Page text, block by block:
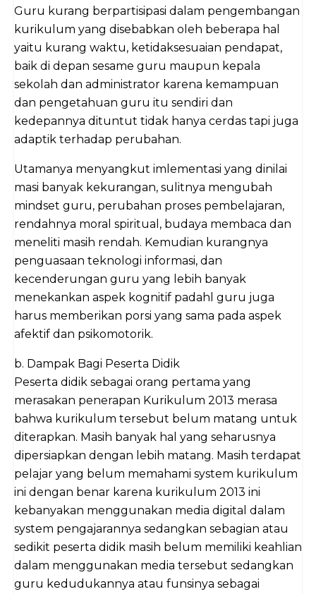
Guru kurang berpartisipasi dalam pengembangan
kurikulum yang disebabkan oleh beberapa hal
yaitu kurang waktu, ketidaksesuaian pendapat,
baik di depan sesame guru maupun kepala
sekolah dan administrator karena kemampuan
dan pengetahuan guru itu sendiri dan
kedepannya dituntut tidak hanya cerdas tapi juga
adaptik terhadap perubahan.
Utamanya menyangkut imlementasi yang dinilai
masi banyak kekurangan, sulitnya mengubah
mindset guru, perubahan proses pembelajaran,
rendahnya moral spiritual, budaya membaca dan
meneliti masih rendah. Kemudian kurangnya
penguasaan teknologi informasi, dan
kecenderungan guru yang lebih banyak
menekankan aspek kognitif padahl guru juga
harus memberikan porsi yang sama pada aspek
afektif dan psikomotorik.
b. Dampak Bagi Peserta Didik
Peserta didik sebagai orang pertama yang
merasakan penerapan Kurikulum 2013 merasa
bahwa kurikulum tersebut belum matang untuk
diterapkan. Masih banyak hal yang seharusnya
dipersiapkan dengan lebih matang. Masih terdapat
pelajar yang belum memahami system kurikulum
ini dengan benar karena kurikulum 2013 ini
kebanyakan menggunakan media digital dalam
system pengajarannya sedangkan sebagian atau
sedikit peserta didik masih belum memiliki keahlian
dalam menggunakan media tersebut sedangkan
guru kedudukannya atau funsinya sebagai